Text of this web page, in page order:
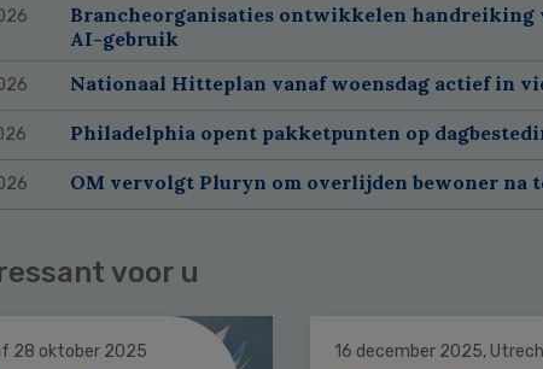
Brancheorganisaties ontwikkelen handreiking
AI-gebruik
Nationaal Hitteplan vanaf woensdag actief in
Philadelphia opent pakketpunten op
OM vervolgt Pluryn om overlijden bewoner na
voor u
28 oktober 2025 16 december 2025,